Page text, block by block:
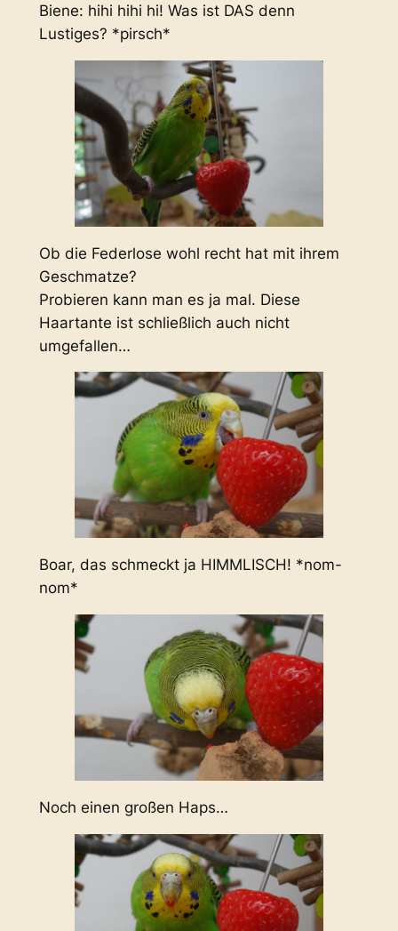
Biene: hihi hihi hi! Was ist DAS denn
Lustiges? *pirsch*
Ob die Federlose wohl recht hat mit ihrem
Geschmatze?
Probieren kann man es ja mal. Diese
Haartante ist schließlich auch nicht
umgefallen…
Boar, das schmeckt ja HIMMLISCH! *nom-
nom*
Noch einen großen Haps…